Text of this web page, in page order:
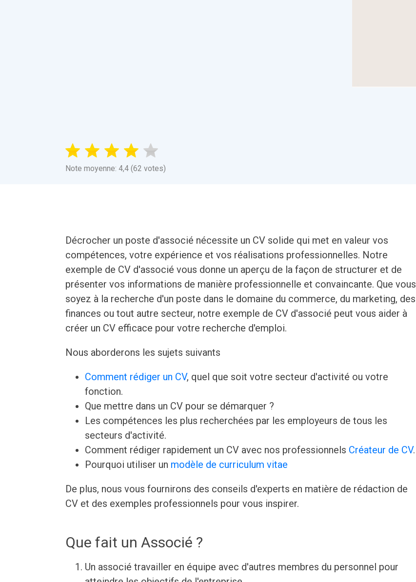
Note moyenne: 4,4 (62 votes)
Décrocher un poste d'associé nécessite un CV solide qui met en valeur vos
compétences, votre expérience et vos réalisations professionnelles. Notre
exemple de CV d'associé vous donne un aperçu de la façon de structurer et de
présenter vos informations de manière professionnelle et convaincante. Que vous
soyez à la recherche d'un poste dans le domaine du commerce, du marketing, des
finances ou tout autre secteur, notre exemple de CV d'associé peut vous aider à
créer un CV efficace pour votre recherche d'emploi.
Nous aborderons les sujets suivants
Comment rédiger un CV, quel que soit votre secteur d'activité ou votre
fonction.
Que mettre dans un CV pour se démarquer ?
Les compétences les plus recherchées par les employeurs de tous les
secteurs d'activité.
Comment rédiger rapidement un CV avec nos professionnels Créateur de CV.
Pourquoi utiliser un modèle de curriculum vitae
De plus, nous vous fournirons des conseils d'experts en matière de rédaction de
CV et des exemples professionnels pour vous inspirer.
Que fait un Associé ?
Un associé travailler en équipe avec d'autres membres du personnel pour